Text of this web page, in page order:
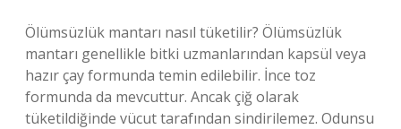
Ölümsüzlük mantarı nasıl tüketilir? Ölümsüzlük
mantarı genellikle bitki uzmanlarından kapsül veya
hazır çay formunda temin edilebilir. İnce toz
formunda da mevcuttur. Ancak çiğ olarak
tüketildiğinde vücut tarafından sindirilemez. Odunsu